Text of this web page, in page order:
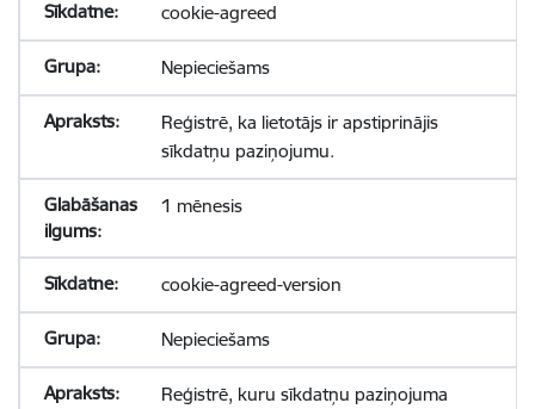
cookie-agreed
Nepieciešams
Reģistrē, ka lietotājs ir apstiprinājis
sīkdatņu paziņojumu.
1 mēnesis
cookie-agreed-version
Nepieciešams
Reģistrē, kuru sīkdatņu paziņojuma